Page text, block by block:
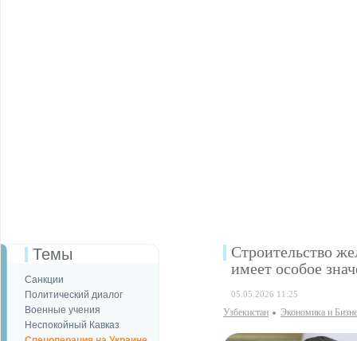
Темы
Санкции
Политический диалог
Военные учения
Неспокойный Кавказ
Строительство
имеет особое
05.05.2026 11:25
Узбекистан Экономика и